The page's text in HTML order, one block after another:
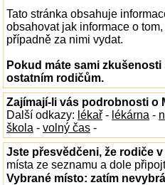
Tato stránka obsahuje
obsahovat jak informace o
případně za nimi vydat.
Pokud máte sami
ostatním rodičům.
Zajímají-li vás podrobnosti o
Další odkazy: lékař - lékárna -
škola - volný čas -
Jste přesvědčeni, že rodiče
místa ze seznamu a dole
Vybrané místo: zatím